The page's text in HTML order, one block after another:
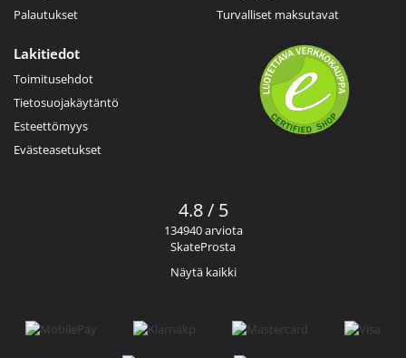
Palautukset
Turvalliset maksutavat
Lakitiedot
Toimitusehdot
Tietosuojakäytäntö
Esteettömyys
Evästeasetukset
4.8 / 5
134940 arviota
SkateProsta
Näytä kaikki